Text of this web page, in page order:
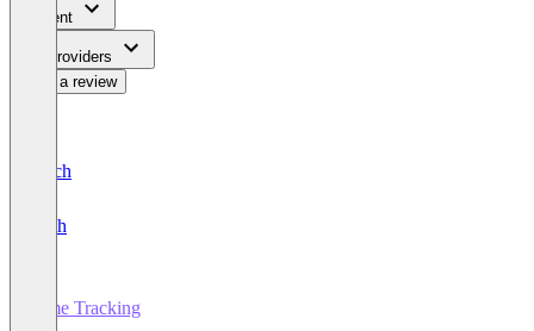
Content
For Providers
Write a review
Deutsch
English
Time Tracking